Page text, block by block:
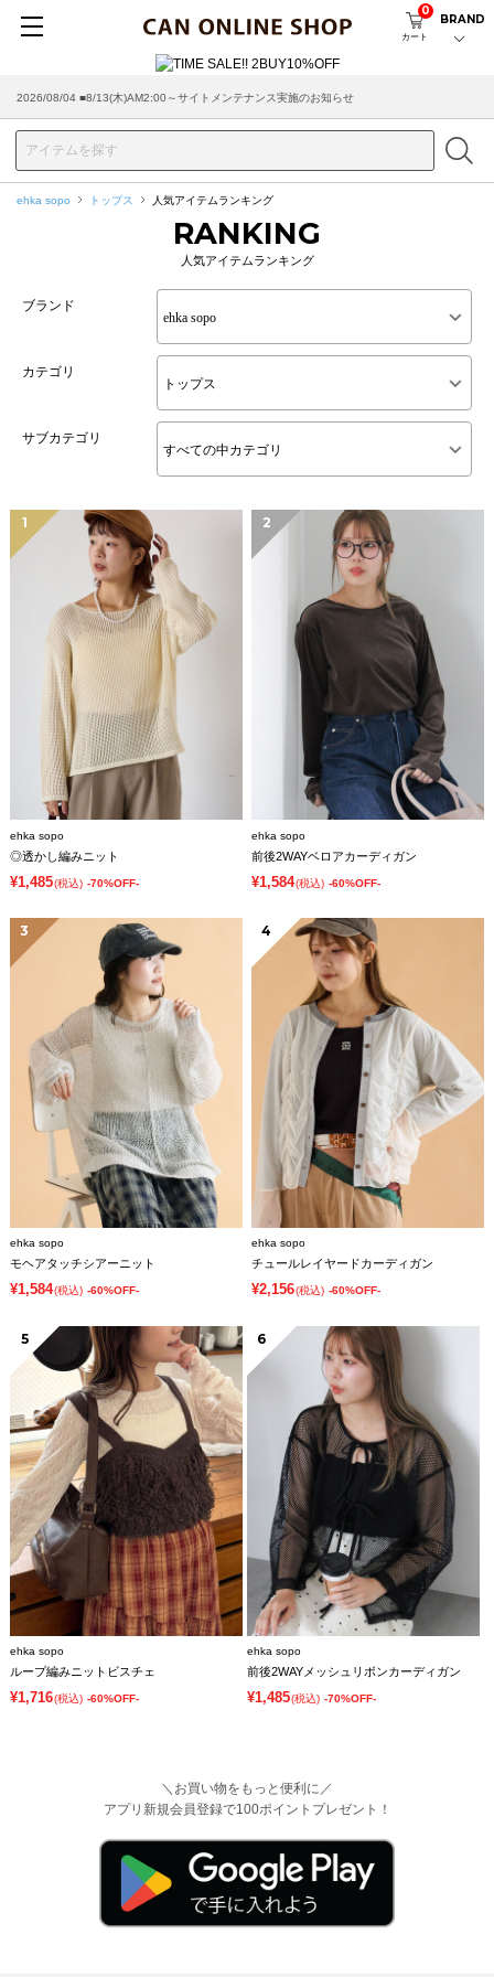
カート
0
BRAND
2026/08/04 ■8/13(木)AM2:00～サイトメンテナンス実施のお知らせ
ehka sopo トップス 人気アイテムランキング
RANKING
人気アイテムランキング
ブランド
カテゴリ
サブカテゴリ
1
ehka sopo
◎透かし編みニット
¥1,485(税込) -70%OFF-
2
ehka sopo
前後2WAYベロアカーディガン
¥1,584(税込) -60%OFF-
3
ehka sopo
モヘアタッチシアーニット
¥1,584(税込) -60%OFF-
4
ehka sopo
チュールレイヤードカーディガン
¥2,156(税込) -60%OFF-
5
ehka sopo
ループ編みニットビスチェ
¥1,716(税込) -60%OFF-
6
ehka sopo
前後2WAYメッシュリボンカーディガン
¥1,485(税込) -70%OFF-
＼お買い物をもっと便利に／
アプリ新規会員登録で100ポイントプレゼント！